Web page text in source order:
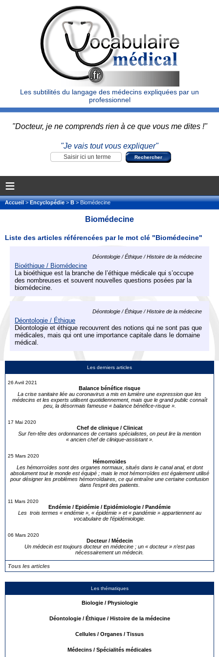
Les subtilités du langage des médecins expliquées par un
professionnel
"Docteur, je ne comprends rien à ce que vous me dites !"
"Je vais tout vous expliquer"
≡
Accueil>Encyclopédie>B> Biomédecine
Les derniers articles
26 Avril 2021
Balance bénéfice risque
La crise sanitaire liée au coronavirus a mis en lumière une expression que les
médecins et les experts utilisent quotidiennement, mais que le grand public connaît
peu, la désormais fameuse « balance bénéfice-risque ».
17 Mai 2020
Chef de clinique / Clinicat
Sur l’en-tête des ordonnances de certains spécialistes, on peut lire la mention
« ancien chef de clinique-assistant ».
25 Mars 2020
Hémorroïdes
Les hémorroïdes sont des organes normaux, situés dans le canal anal, et dont
absolument tout le monde est équipé ; mais le mot hémorroïdes est également utilisé
pour désigner les problèmes hémorroïdaires, ce qui entraîne une certaine confusion
dans l’esprit des patients.
11 Mars 2020
Endémie / Epidémie / Epidémiologie / Pandémie
Les trois termes « endémie », « épidémie » et « pandémie » appartiennent au
vocabulaire de l’épidémiologie.
06 Mars 2020
Docteur / Médecin
Un médecin est toujours docteur en médecine ; un « docteur » n’est pas
nécessairement un médecin.
Tous les articles
Les thématiques
Biologie / Physiologie
Déontologie / Éthique / Histoire de la médecine
Cellules / Organes / Tissus
Médecins / Spécialités médicales
Biomédecine
Liste des articles référencées par le mot clé "Biomédecine"
Déontologie / Éthique / Histoire de la médecine
Bioéthique / Biomédecine
La bioéthique est la branche de l’éthique médicale qui s’occupe
des nombreuses et souvent nouvelles questions posées par la
biomédecine.
Déontologie / Éthique / Histoire de la médecine
Déontologie / Éthique
Déontologie et éthique recouvrent des notions qui ne sont pas que
médicales, mais qui ont une importance capitale dans le domaine
médical.